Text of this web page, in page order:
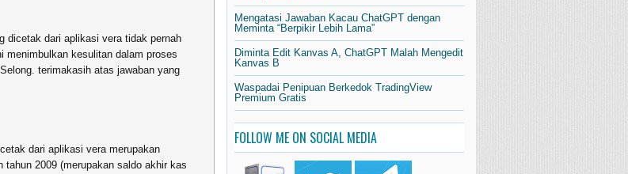
dicetak dari aplikasi vera tidak pernah
menimbulkan kesulitan dalam proses
terimakasih atas jawaban yang
dari aplikasi vera merupakan
tahun 2009 (merupakan saldo akhir kas
Mengatasi Jawaban Kacau ChatGPT dengan
Meminta “Berpikir Lebih Lama”
Diminta Edit Kanvas A, ChatGPT Malah Mengedit
Kanvas B
Waspadai Penipuan Berkedok TradingView
Premium Gratis
FOLLOW ME ON SOCIAL MEDIA